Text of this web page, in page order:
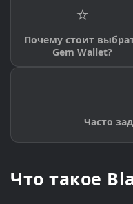
⭐
Почему стоит
Gem Wallet?
Часто
Что такое